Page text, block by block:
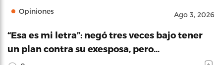
Opiniones Ago 3, 2026
“Esa es mi letra”: negó tres veces bajo tener
un plan contra su exesposa, pero…